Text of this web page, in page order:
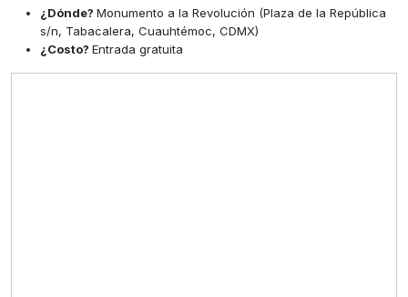
¿Dónde? Monumento a la Revolución (Plaza de la República
s/n, Tabacalera, Cuauhtémoc, CDMX)
¿Costo? Entrada gratuita